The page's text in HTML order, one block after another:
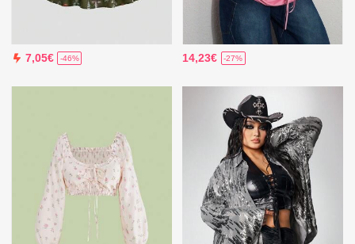
7,05€ -46% 14,23€ -27%